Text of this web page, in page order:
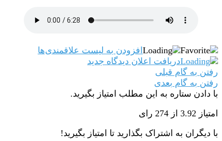
افزودن به لیست علاقمندی‌ها
دریافت اعلان دیدگاه‌ جدید
رفتن به گام قبلی
رفتن به گام بعدی
با دادن ستاره به این مطلب امتیاز بگیرید.
امتیاز 3.92 از 274 رای
با دیگران به اشتراک بگذارید تا امتیاز بگیرید!